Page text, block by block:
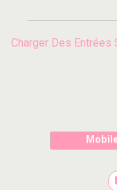
Charger Des